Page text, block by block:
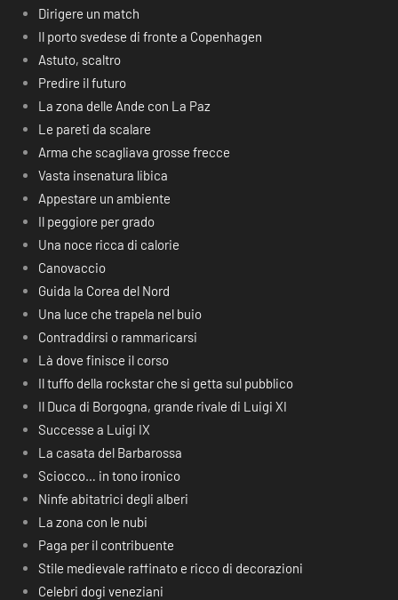
Dirigere un match
Il porto svedese di fronte a Copenhagen
Astuto, scaltro
Predire il futuro
La zona delle Ande con La Paz
Le pareti da scalare
Arma che scagliava grosse frecce
Vasta insenatura libica
Appestare un ambiente
Il peggiore per grado
Una noce ricca di calorie
Canovaccio
Guida la Corea del Nord
Una luce che trapela nel buio
Contraddirsi o rammaricarsi
Là dove finisce il corso
Il tuffo della rockstar che si getta sul pubblico
Il Duca di Borgogna, grande rivale di Luigi XI
Successe a Luigi IX
La casata del Barbarossa
Sciocco… in tono ironico
Ninfe abitatrici degli alberi
La zona con le nubi
Paga per il contribuente
Stile medievale raffinato e ricco di decorazioni
Celebri dogi veneziani